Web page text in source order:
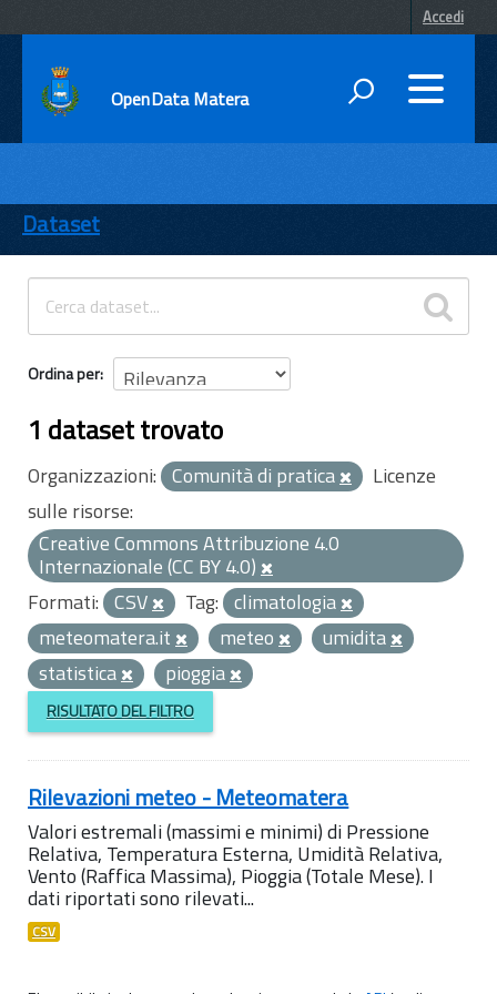
Accedi
OpenData Matera
ENTI
TEMI
INFORMAZIONI
Dataset
Ordina per
1 dataset trovato
Organizzazioni: Comunità di pratica
Licenze
sulle risorse:
Creative Commons Attribuzione 4.0
Internazionale (CC BY 4.0)
Formati: CSV Tag: climatologia
meteomatera.it
meteo
umidita
statistica
pioggia
RISULTATO DEL FILTRO
Rilevazioni meteo - Meteomatera
Valori estremali (massimi e minimi) di Pressione
Relativa, Temperatura Esterna, Umidità Relativa,
Vento (Raffica Massima), Pioggia (Totale Mese). I
dati riportati sono rilevati...
CSV